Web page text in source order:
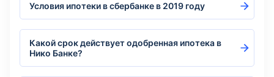
Условия ипотеки в сбербанке в 2019 году
Какой срок действует одобренная ипотека в
Нико Банке?